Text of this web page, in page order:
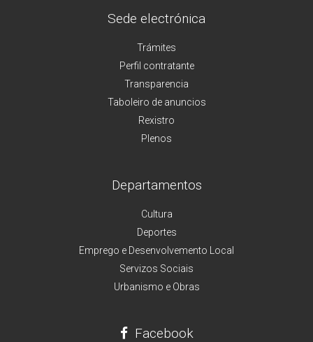
Sede electrónica
Trámites
Perfil contratante
Transparencia
Taboleiro de anuncios
Rexistro
Plenos
Departamentos
Cultura
Deportes
Emprego e Desenvolvemento Local
Servizos Sociais
Urbanismo e Obras
Facebook